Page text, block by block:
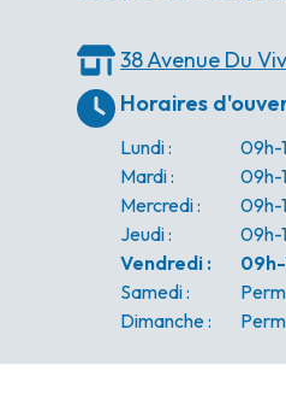
38 Avenue Du
Horaires
Lundi:
09h-
Mardi:
09h-
Mercredi:
09h-
Jeudi:
09h-
Vendredi :
09h-
Samedi:
Dimanche: